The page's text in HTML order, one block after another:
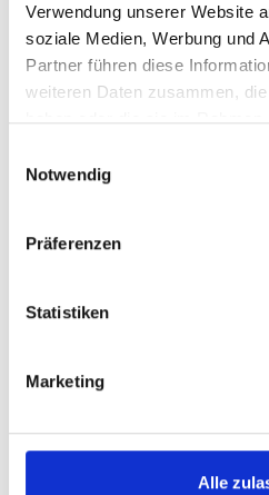
Verwendung unserer Website
soziale Medien, Werbung und
Partner führen diese
weiteren Daten zusammen,
haben oder die sie im
Notwendig
Präferenzen
Statistiken
Marketing
Alle